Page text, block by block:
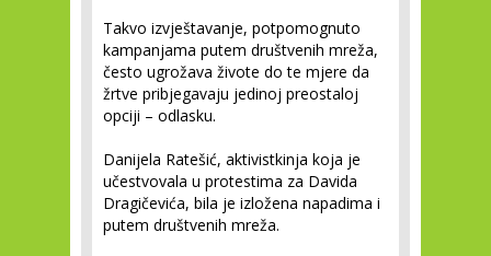
Takvo izvještavanje, potpomognuto
kampanjama putem društvenih mreža,
često ugrožava živote do te mjere da
žrtve pribjegavaju jedinoj preostaloj
opciji – odlasku.
Danijela Ratešić, aktivistkinja koja je
učestvovala u protestima za Davida
Dragičevića, bila je izložena napadima i
putem društvenih mreža.